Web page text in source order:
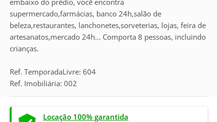
embaixo do prédio, você encontra
supermercado,farmácias, banco 24h,salão de
beleza,restaurantes, lanchonetes,sorveterias, lojas, feira de
artesanatos,mercado 24h... Comporta 8 pessoas, incluindo
crianças.
Ref. TemporadaLivre: 604
Ref. Imobiliária: 002
Locação 100% garantida